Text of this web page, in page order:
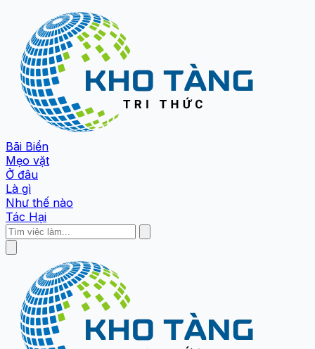
Bãi Biển
Mẹo vặt
Ở đâu
Là gì
Như thế nào
Tác Hại